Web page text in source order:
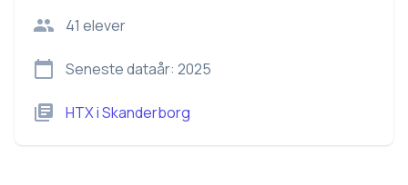
41 elever
Seneste dataår: 2025
HTXiSkanderborg